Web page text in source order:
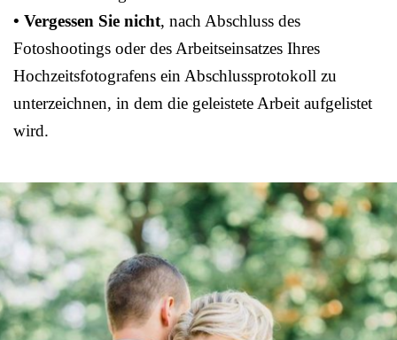
• Vergessen Sie nicht, nach Abschluss des
Fotoshootings oder des Arbeitseinsatzes Ihres
Hochzeitsfotografens ein Abschlussprotokoll zu
unterzeichnen, in dem die geleistete Arbeit aufgelistet
wird.